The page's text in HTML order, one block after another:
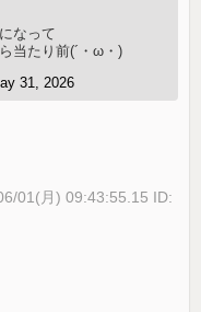
なって
当たり前(´・ω・)
31, 2026
01(月) 09:43:55.15 ID: